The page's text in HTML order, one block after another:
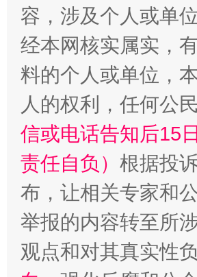
“蜀中异人”王建安的艺术幻境
容，涉及个人或单
经本网核实属实，
料的个人或单位，
人的权利，任何公
信或电话告知后15
责任自负） 根据投
布，让相关专家和
举报的内容转至所
观点和对其真实性负